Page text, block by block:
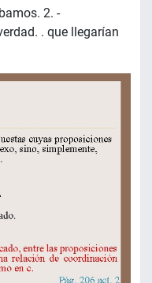
2. -
. que llegarían